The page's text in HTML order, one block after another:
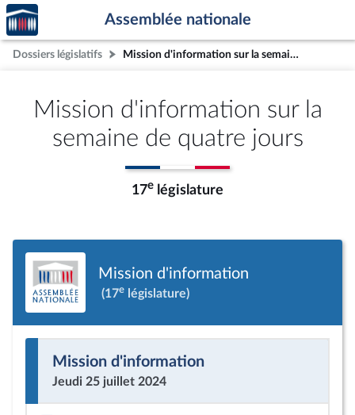
Aller au contenu
Aller en bas de la page
Accèder
à la
page
d'accueil
Assemblée nationale
Dossiers législatifs Mission d'information sur la semaine de quatre jours
Mission d'information sur la
semaine de quatre jours
17e législature
Mission d'information
(17e législature)
Mission d'information
Jeudi 25 juillet 2024